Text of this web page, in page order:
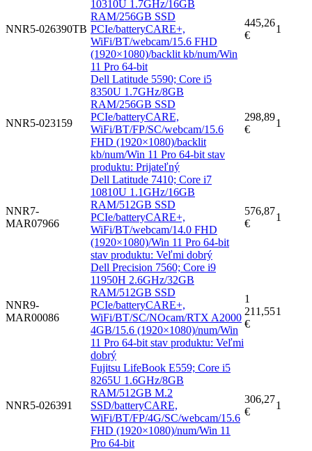
NNR5-026390TB
10310U 1.7GHz/16GB
RAM/256GB SSD
PCIe/batteryCARE+,
WiFi/BT/webcam/15.6 FHD
(1920×1080)/backlit kb/num/Win
11 Pro 64-bit
445,26
€
1
NNR5-023159
Dell Latitude 5590; Core i5
8350U 1.7GHz/8GB
RAM/256GB SSD
PCIe/batteryCARE,
WiFi/BT/FP/SC/webcam/15.6
FHD (1920×1080)/backlit
kb/num/Win 11 Pro 64-bit stav
produktu: Prijateľný
298,89
€
1
NNR7-
MAR07966
Dell Latitude 7410; Core i7
10810U 1.1GHz/16GB
RAM/512GB SSD
PCIe/batteryCARE+,
WiFi/BT/webcam/14.0 FHD
(1920×1080)/Win 11 Pro 64-bit
stav produktu: Veľmi dobrý
576,87
€
1
NNR9-
MAR00086
Dell Precision 7560; Core i9
11950H 2.6GHz/32GB
RAM/512GB SSD
PCIe/batteryCARE+,
WiFi/BT/SC/NOcam/RTX A2000
4GB/15.6 (1920×1080)/num/Win
11 Pro 64-bit stav produktu: Veľmi
dobrý
1
211,55
€
1
NNR5-026391
Fujitsu LifeBook E559; Core i5
8265U 1.6GHz/8GB
RAM/512GB M.2
SSD/batteryCARE,
WiFi/BT/FP/4G/SC/webcam/15.6
FHD (1920×1080)/num/Win 11
Pro 64-bit
306,27
€
1